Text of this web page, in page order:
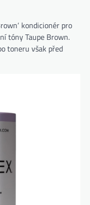
kondicionér pro
tóny Taupe Brown.
toneru však před